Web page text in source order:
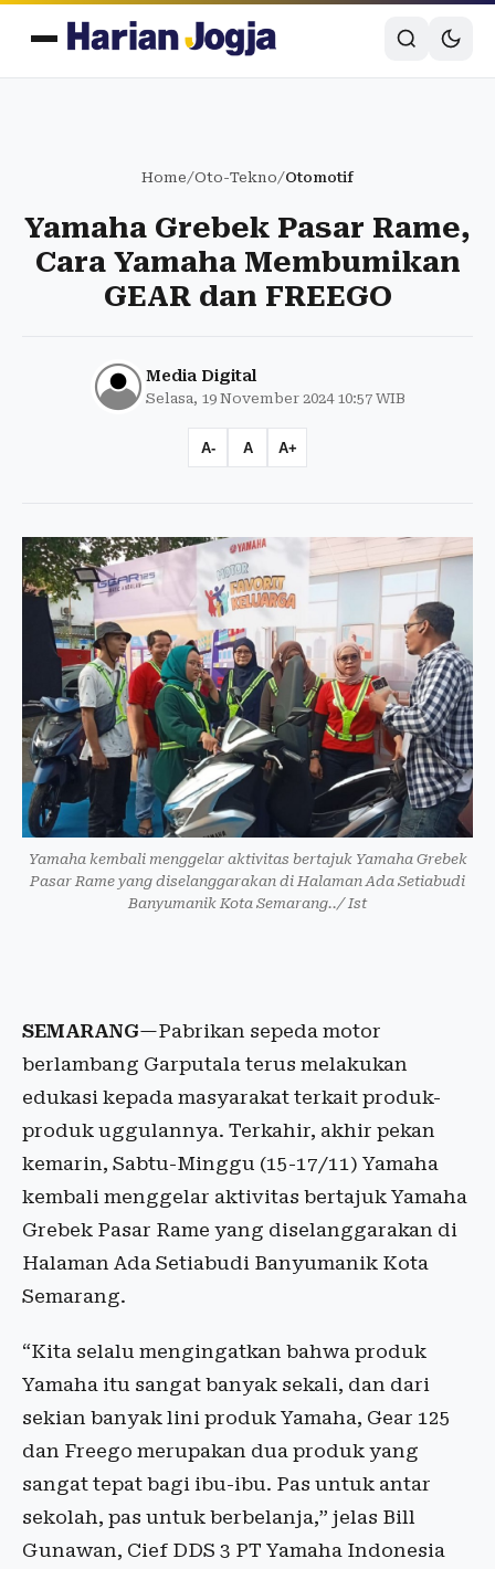
Home/Oto-Tekno/Otomotif
Yamaha Grebek Pasar Rame,
Cara Yamaha Membumikan
GEAR dan FREEGO
Media Digital
Selasa, 19 November 2024 10:57 WIB
A- A A+
Yamaha kembali menggelar aktivitas bertajuk Yamaha Grebek
Pasar Rame yang diselanggarakan di Halaman Ada Setiabudi
Banyumanik Kota Semarang../ Ist
SEMARANG—Pabrikan sepeda motor
berlambang Garputala terus melakukan
edukasi kepada masyarakat terkait produk-
produk uggulannya. Terkahir, akhir pekan
kemarin, Sabtu-Minggu (15-17/11) Yamaha
kembali menggelar aktivitas bertajuk Yamaha
Grebek Pasar Rame yang diselanggarakan di
Halaman Ada Setiabudi Banyumanik Kota
Semarang.
“Kita selalu mengingatkan bahwa produk
Yamaha itu sangat banyak sekali, dan dari
sekian banyak lini produk Yamaha, Gear 125
dan Freego merupakan dua produk yang
sangat tepat bagi ibu-ibu. Pas untuk antar
sekolah, pas untuk berbelanja,” jelas Bill
Gunawan, Cief DDS 3 PT Yamaha Indonesia